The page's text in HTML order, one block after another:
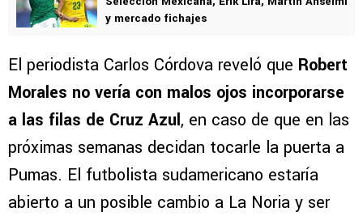
y mercado fichajes
El periodista Carlos Córdova reveló que Robert
Morales no vería con malos ojos incorporarse
a las filas de Cruz Azul, en caso de que en las
próximas semanas decidan tocarle la puerta a
Pumas. El futbolista sudamericano estaría
abierto a un posible cambio a La Noria y ser